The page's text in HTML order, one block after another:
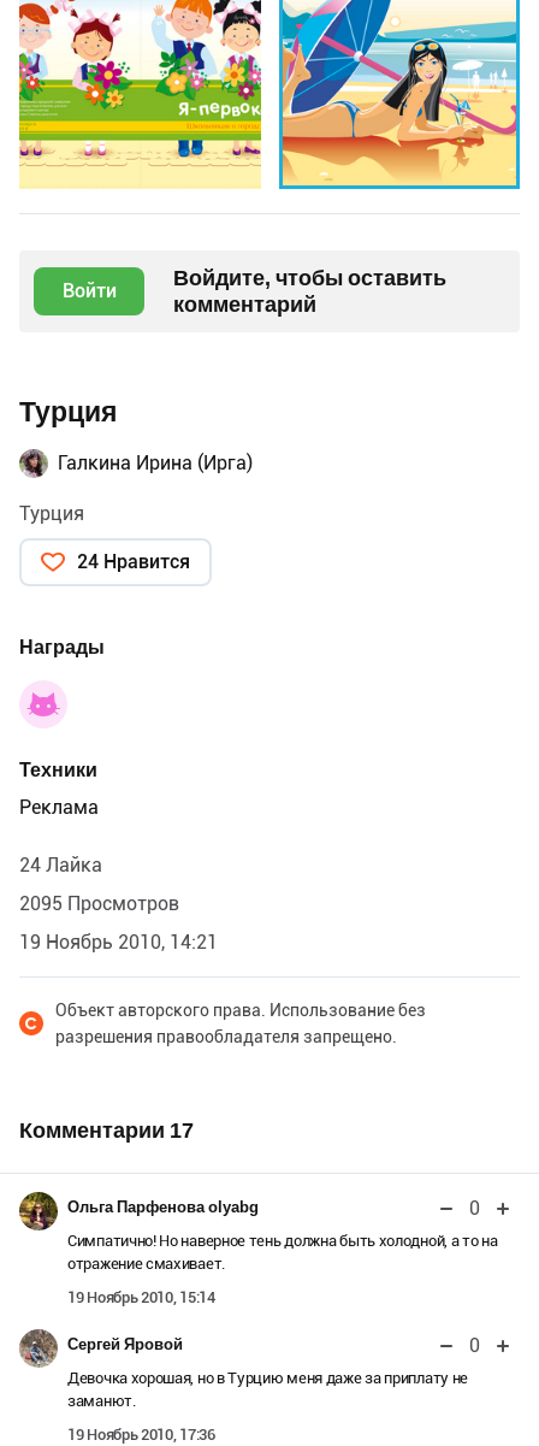
Войти
Войдите, чтобы оставить
комментарий
Турция
Галкина Ирина (Ирга)
Турция
24 Нравится
Награды
Техники
Реклама
24 Лайка
2095 Просмотров
19 Ноябрь 2010, 14:21
Объект авторского права. Использование без
разрешения правообладателя запрещено.
Комментарии 17
Ольга Парфенова olyabg 0
Симпатично! Но наверное тень должна быть холодной, а то на
отражение смахивает.
19 Ноябрь 2010, 15:14
Сергей Яровой 0
Девочка хорошая, но в Турцию меня даже за приплату не
заманют.
19 Ноябрь 2010, 17:36